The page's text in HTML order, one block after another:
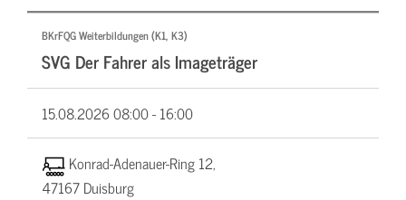
BKrFQG Weiterbildungen (K1, K3)
SVG Der Fahrer als Imageträger
15.08.202608:00 - 16:00
Konrad-Adenauer-Ring 12,
47167 Duisburg